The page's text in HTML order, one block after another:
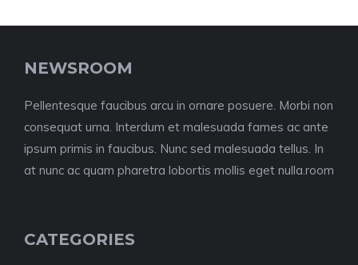
NEWSROOM
Pellentesque faucibus arcu in ornare posuere. Morbi non
consequat urna. Interdum et malesuada fames ac ante
ipsum primis in faucibus. Nunc sed malesuada tellus. In
at nunc ac quam pharetra lobortis mollis eget nulla.room
CATEGORIES